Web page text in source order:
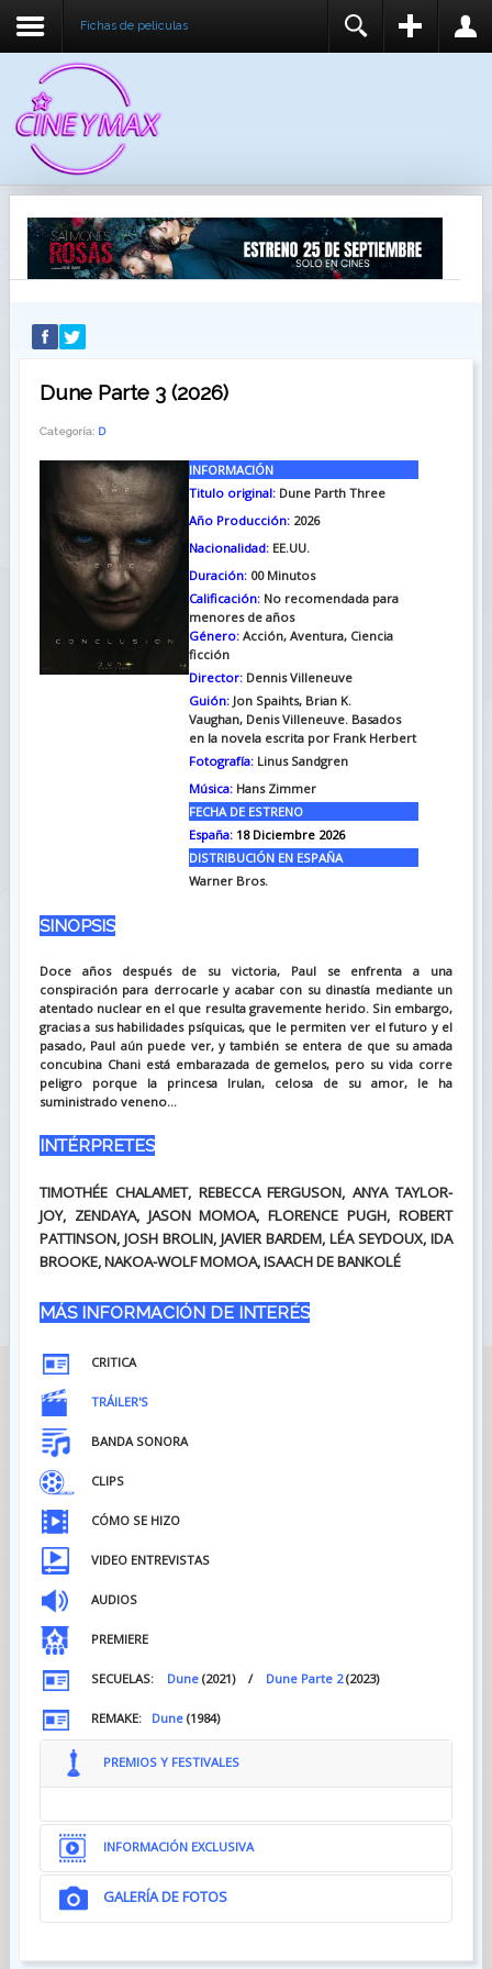
Fichas de peliculas
RECUÉRDEME
IDENTIFICARSE
REGISTER
Dune Parte 3 (2026)
Categoría: D
INFORMACIÓN
Titulo original:Dune Parth Three
Año Producción:2026
Nacionalidad:EE.UU.
Duración:00 Minutos
Calificación:No recomendada para
menores de años
Género:Acción, Aventura, Ciencia
ficción
Director:Dennis Villeneuve
Guión:Jon Spaihts, Brian K.
Vaughan, Denis Villeneuve. Basados
en la novela escrita por Frank Herbert
Fotografía:Linus Sandgren
Música:Hans Zimmer
FECHA DE ESTRENO
España:18 Diciembre 2026
DISTRIBUCIÓN EN ESPAÑA
Warner Bros.
SINOPSIS
Doce años después de su victoria, Paul se enfrenta a una
conspiración para derrocarle y acabar con su dinastía mediante un
atentado nuclear en el que resulta gravemente herido. Sin embargo,
gracias a sus habilidades psíquicas, que le permiten ver el futuro y el
pasado, Paul aún puede ver, y también se entera de que su amada
concubina Chani está embarazada de gemelos, pero su vida corre
peligro porque la princesa Irulan, celosa de su amor, le ha
suministrado veneno...
INTÉRPRETES
TIMOTHÉE CHALAMET, REBECCA FERGUSON, ANYA TAYLOR-
JOY, ZENDAYA, JASON MOMOA, FLORENCE PUGH, ROBERT
PATTINSON, JOSH BROLIN, JAVIER BARDEM, LÉA SEYDOUX, IDA
BROOKE, NAKOA-WOLF MOMOA, ISAACH DE BANKOLÉ
MÁS INFORMACIÓN DE INTERÉS
CRITICA
TRÁILER'S
BANDA SONORA
CLIPS
CÓMO SE HIZO
VIDEO ENTREVISTAS
AUDIOS
PREMIERE
SECUELAS: Dune(2021) / Dune Parte 2(2023)
REMAKE: Dune(1984)
PREMIOS Y FESTIVALES
INFORMACIÓN EXCLUSIVA
GALERÍA DE FOTOS